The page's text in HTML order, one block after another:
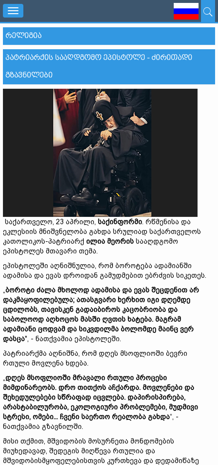
Toggle
navigation
ᲠᲔᲚᲘᲒᲘᲐ
ᲞᲐᲢᲠᲘᲐᲠᲥᲘᲡ ᲡᲐᲐᲦᲓᲒᲝᲛᲝ ᲔᲞᲘᲡᲢᲝᲚᲔ - ᲫᲘᲠᲘᲗᲐᲓᲘ
ᲒᲖᲐᲕᲜᲘᲚᲔᲑᲘ
საქართველო, 23 აპრილი, საქინფორმი. რწმენისა და
ეკლესიის მნიშვნელობა გახდა სრულიად საქართველოს
კათოლიკოს-პატრიარქ ილია მეორის სააღდგომო
ეპისტოლეს მთავარი თემა.
ეპისტოლეში აღნიშნულია, რომ ბოროტება ადამიანში
ადამისა და ევას დროიდან გამუდმებით ებრძვის სიკეთეს.
„ბოროტი ძალა მხოლოდ ადამისა და ევას შეცდენით არ
დაკმაყოფილებულა; ათასგვარი ხერხით იგი დღემდე
ცდილობს, თავისკენ გადაიბიროს კაცობრიობა და
საბოლოოდ აღხოცოს მასში ღვთის ხატება. მაგრამ
ადამიანი ცოდვამ და სიკვდილმა ბოლომდე მაინც ვერ
დასცა", - ნათქვამია ეპისტოლეში.
პატრიარქმა აღნიშნა, რომ დღეს მსოფლიოში ბევრი
რთული მოვლენა ხდება.
„დღეს მსოფლიოში მრავალი რთული პროცესი
მიმდინარეობს. დრო თითქოს აჩქარდა. მოვლენები და
შეხედულებები სწრაფად იცვლება. დაპირისპირება,
არასტაბილურობა, ეკოლოგიური პრობლემები, მუდმივი
სტრესი, ომები... ჩვენი საერთო რეალობა გახდა“, -
ნათქვამია გზავნილში.
მისი თქმით, მშვიდობის მოსურნეთა მონდომების
მიუხედავად, შედეგის მიღწევა რთულია და
მშვიდობისმყოფელებისთვის კურთხევა და დედამიწაზე